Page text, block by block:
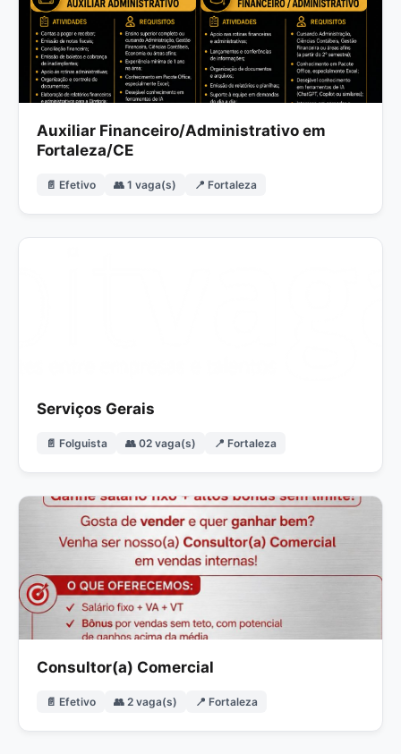
Auxiliar Financeiro/Administrativo em
Fortaleza/CE
📄 Efetivo 👥 1 vaga(s) 📍 Fortaleza
Serviços Gerais
📄 Folguista 👥 02 vaga(s) 📍 Fortaleza
Consultor(a) Comercial
📄 Efetivo 👥 2 vaga(s) 📍 Fortaleza